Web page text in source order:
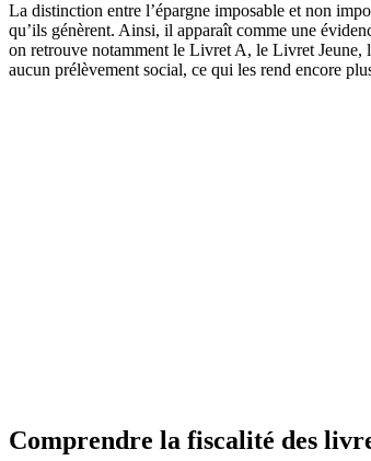
La distinction entre l’épargne imposable et non
qu’ils génèrent. Ainsi, il apparaît comme une
on retrouve notamment le Livret A, le Livret Jeune,
aucun prélèvement social, ce qui les rend encore
Comprendre la fiscalité des